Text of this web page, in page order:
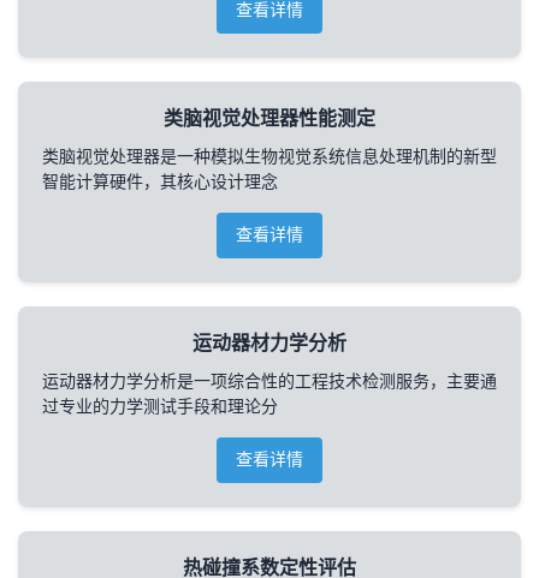
查看详情
类脑视觉处理器性能测定
类脑视觉处理器是一种模拟生物视觉系统信息处理机制的新型
智能计算硬件，其核心设计理念
查看详情
运动器材力学分析
运动器材力学分析是一项综合性的工程技术检测服务，主要通
过专业的力学测试手段和理论分
查看详情
热碰撞系数定性评估